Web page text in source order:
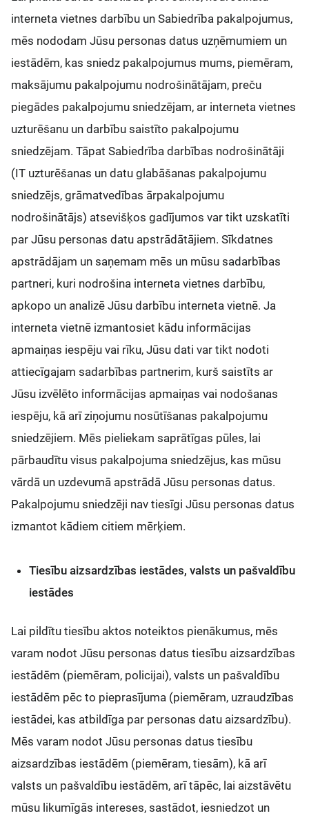
interneta vietnes darbību un Sabiedrība pakalpojumus,
mēs nododam Jūsu personas datus uzņēmumiem un
iestādēm, kas sniedz pakalpojumus mums, piemēram,
maksājumu pakalpojumu nodrošinātājam, preču
piegādes pakalpojumu sniedzējam, ar interneta vietnes
uzturēšanu un darbību saistīto pakalpojumu
sniedzējam. Tāpat Sabiedrība darbības nodrošinātāji
(IT uzturēšanas un datu glabāšanas pakalpojumu
sniedzējs, grāmatvedības ārpakalpojumu
nodrošinātājs) atsevišķos gadījumos var tikt uzskatīti
par Jūsu personas datu apstrādātājiem. Sīkdatnes
apstrādājam un saņemam mēs un mūsu sadarbības
partneri, kuri nodrošina interneta vietnes darbību,
apkopo un analizē Jūsu darbību interneta vietnē. Ja
interneta vietnē izmantosiet kādu informācijas
apmaiņas iespēju vai rīku, Jūsu dati var tikt nodoti
attiecīgajam sadarbības partnerim, kurš saistīts ar
Jūsu izvēlēto informācijas apmaiņas vai nodošanas
iespēju, kā arī ziņojumu nosūtīšanas pakalpojumu
sniedzējiem. Mēs pieliekam saprātīgas pūles, lai
pārbaudītu visus pakalpojuma sniedzējus, kas mūsu
vārdā un uzdevumā apstrādā Jūsu personas datus.
Pakalpojumu sniedzēji nav tiesīgi Jūsu personas datus
izmantot kādiem citiem mērķiem.
Tiesību aizsardzības iestādes, valsts un pašvaldību
iestādes
Lai pildītu tiesību aktos noteiktos pienākumus, mēs
varam nodot Jūsu personas datus tiesību aizsardzības
iestādēm (piemēram, policijai), valsts un pašvaldību
iestādēm pēc to pieprasījuma (piemēram, uzraudzības
iestādei, kas atbildīga par personas datu aizsardzību).
Mēs varam nodot Jūsu personas datus tiesību
aizsardzības iestādēm (piemēram, tiesām), kā arī
valsts un pašvaldību iestādēm, arī tāpēc, lai aizstāvētu
mūsu likumīgās intereses, sastādot, iesniedzot un